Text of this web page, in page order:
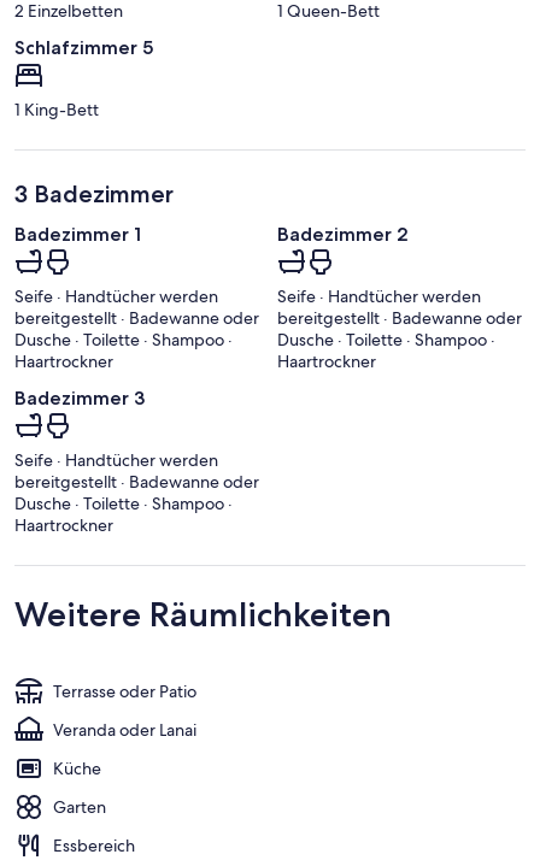
2 Einzelbetten 1 Queen-Bett
Schlafzimmer 5
1 King-Bett
3 Badezimmer
Badezimmer 1
Seife · Handtücher werden
bereitgestellt · Badewanne oder
Dusche · Toilette · Shampoo ·
Haartrockner
Badezimmer 2
Seife · Handtücher werden
bereitgestellt · Badewanne oder
Dusche · Toilette · Shampoo ·
Haartrockner
Badezimmer 3
Seife · Handtücher werden
bereitgestellt · Badewanne oder
Dusche · Toilette · Shampoo ·
Haartrockner
Weitere Räumlichkeiten
Terrasse oder Patio
Veranda oder Lanai
Küche
Garten
Essbereich